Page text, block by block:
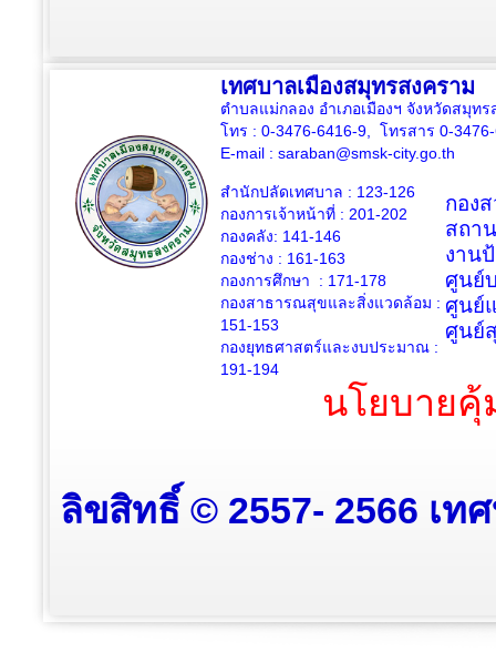
เทศบาลเมืองสมุทรสงคราม
ตำบลแม่กลอง อำเภอเมืองฯ จังหวัดสมุท
โทร : 0-3476-6416-9, โทรสาร 0-
E-mail : saraban@smsk-city.go.th
สำนักปลัดเทศบาล : 123-126
กองการเจ้าหน้าที่ : 201-202
กองคลัง: 141-146
กองช่าง : 161-163
กองการศึกษา : 171-178
กองสาธารณสุขและสิ่งแวดล้อม :
151-153
กองยุทธศาสตร์และงบประมาณ :
191-194
กอง
สถา
งาน
ศูนย์
ศูนย์
ศูนย์
นโยบาย
ลิขสิทธิ์ © 2557- 2566 เท